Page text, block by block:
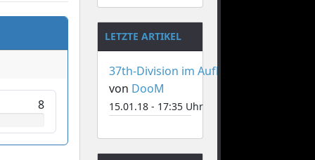
8
LETZTE ARTIKEL
37th-Division im Aufbau
von DooM
15.01.18 - 17:35 Uhr